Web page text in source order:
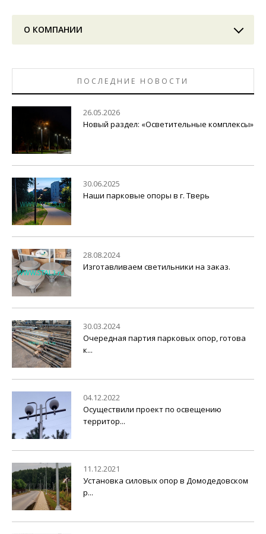
О КОМПАНИИ
ПОСЛЕДНИЕ НОВОСТИ
26.05.2026
Новый раздел: «Осветительные комплексы»
30.06.2025
Наши парковые опоры в г. Тверь
28.08.2024
Изготавливаем светильники на заказ.
30.03.2024
Очередная партия парковых опор, готова
к...
04.12.2022
Осуществили проект по освещению
территор...
11.12.2021
Установка силовых опор в Домодедовском
р...